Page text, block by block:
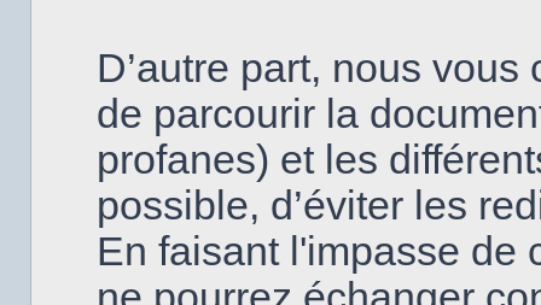
D’autre part, nous
de parcourir la
profanes) et les
possible, d’éviter les
En faisant l'impasse de